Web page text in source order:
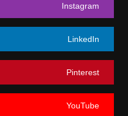
Instagram
LinkedIn
Pinterest
YouTube